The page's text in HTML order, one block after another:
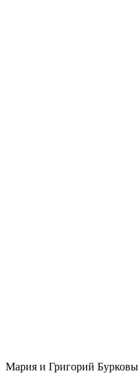
Мария и Григорий Бурковы